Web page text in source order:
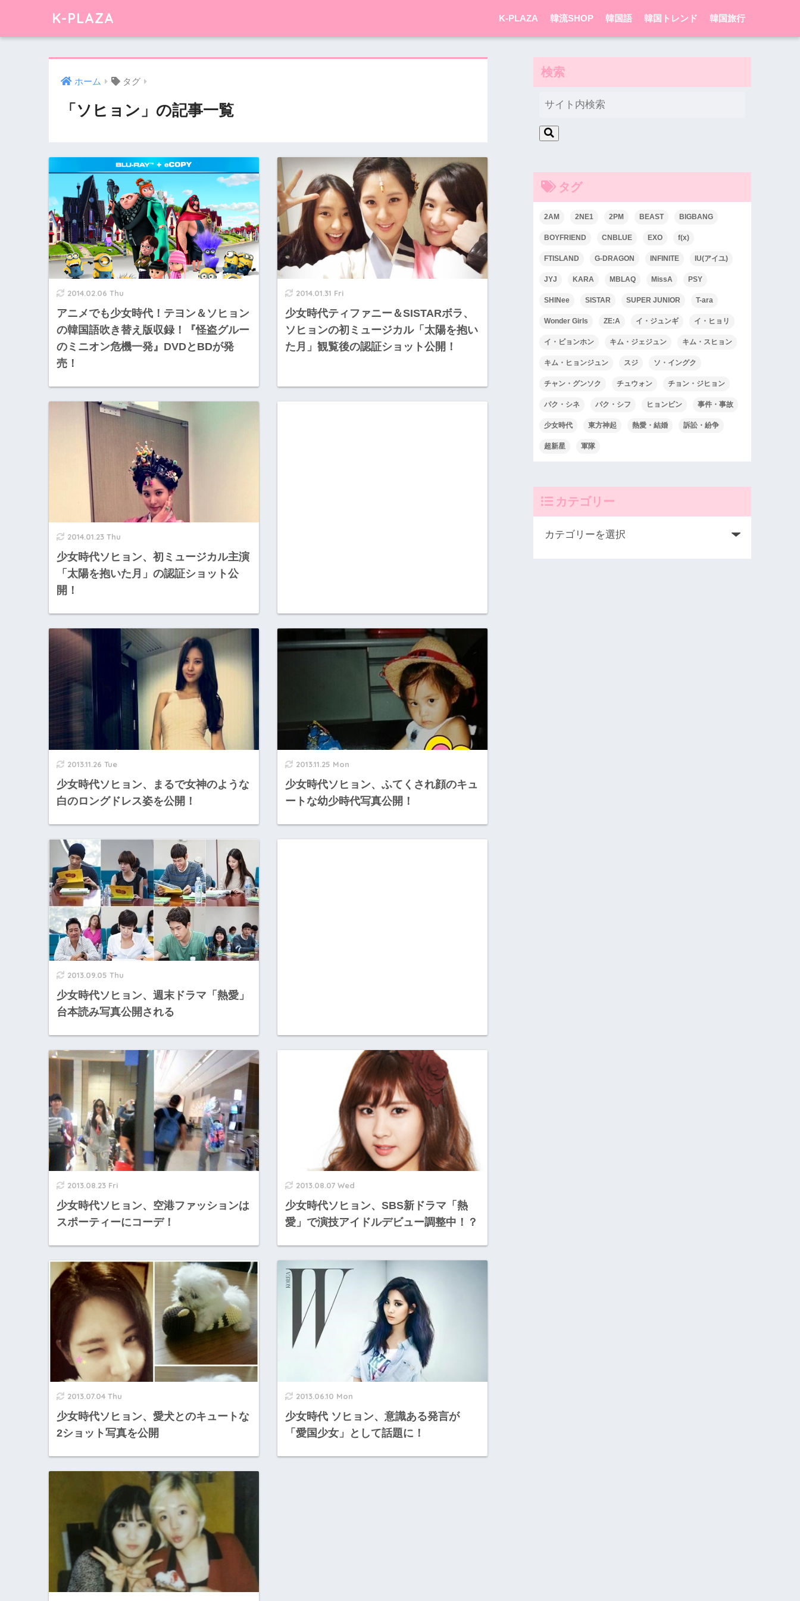
K-PLAZA K-PLAZA 韓流SHOP 韓国語 韓国トレンド 韓国旅行
ホーム タグ
「ソヒョン」の記事一覧
2014.02.06 Thu
アニメでも少女時代！テヨン＆ソヒョン
の韓国語吹き替え版収録！『怪盗グルー
のミニオン危機一発』DVDとBDが発
売！
2014.01.31 Fri
少女時代ティファニー＆SISTARボラ、
ソヒョンの初ミュージカル「太陽を抱い
た月」観覧後の認証ショット公開！
2014.01.23 Thu
少女時代ソヒョン、初ミュージカル主演
「太陽を抱いた月」の認証ショット公
開！
2013.11.26 Tue
少女時代ソヒョン、まるで女神のような
白のロングドレス姿を公開！
2013.11.25 Mon
少女時代ソヒョン、ふてくされ顔のキュ
ートな幼少時代写真公開！
2013.09.05 Thu
少女時代ソヒョン、週末ドラマ「熱愛」
台本読み写真公開される
2013.08.23 Fri
少女時代ソヒョン、空港ファッションは
スポーティーにコーデ！
2013.08.07 Wed
少女時代ソヒョン、SBS新ドラマ「熱
愛」で演技アイドルデビュー調整中！？
2013.07.04 Thu
少女時代ソヒョン、愛犬とのキュートな
2ショット写真を公開
2013.06.10 Mon
少女時代 ソヒョン、意識ある発言が
「愛国少女」として話題に！
検索
タグ
2AM 2NE1 2PM BEAST BIGBANG
BOYFRIEND CNBLUE EXO f(x)
FTISLAND G-DRAGON INFINITE IU(アイユ)
JYJ KARA MBLAQ MissA PSY
SHINee SISTAR SUPER JUNIOR T-ara
Wonder Girls ZE:A イ・ジュンギ イ・ヒョリ
イ・ビョンホン キム・ジェジュン キム・スヒョン
キム・ヒョンジュン スジ ソ・イングク
チャン・グンソク チュウォン チョン・ジヒョン
パク・シネ パク・シフ ヒョンビン 事件・事故
少女時代 東方神起 熱愛・結婚 訴訟・紛争
超新星 軍隊
カテゴリー